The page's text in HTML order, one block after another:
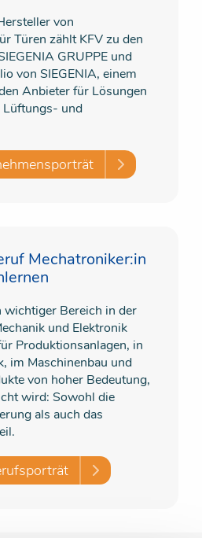
von
Türen zählt KFV zu den
GRUPPE und
von SIEGENIA, einem
Anbieter für Lösungen
Lüftungs- und
Mechatroniker:in
wichtiger Bereich in der
und Elektronik
Produktionsanlagen, in
im Maschinenbau und
von hoher Bedeutung,
wird: Sowohl die
als auch das